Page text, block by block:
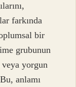
farkında
bir
grubunun
veya yorgun
anlamı